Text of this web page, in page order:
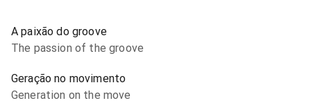
A paixão do groove
The passion of the groove
Geração no movimento
Generation on the move